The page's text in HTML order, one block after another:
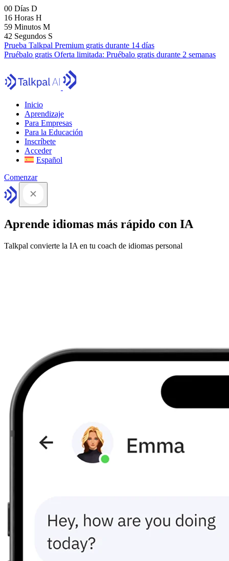
00 Días D
16 Horas H
59 Minutos M
41 Segundos S
Prueba Talkpal Premium gratis durante 14 días
Pruébalo gratis Oferta limitada: Pruébalo gratis durante 2 semanas
Inicio
Aprendizaje
Para Empresas
Para la Educación
Inscríbete
Acceder
Español
Comenzar
Aprende idiomas más rápido con IA
Talkpal convierte la IA en tu coach de idiomas personal